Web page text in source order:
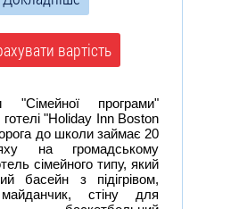
вартість
"Сімейної програми"
"Holiday Inn Boston
до школи займає 20
на громадському
сімейного типу, який
басейн з підігрівом,
стіну для